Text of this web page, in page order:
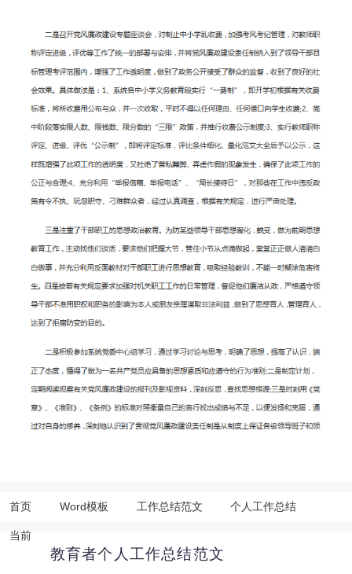
首页 Word模板 工作总结范文 个人工作总结
当前
教育者个人工作总结范文